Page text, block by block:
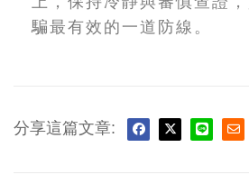
騙最有效的一道防線。
分享這篇文章: